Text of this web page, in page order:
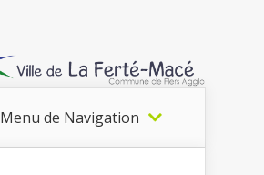
Menu de Navigation